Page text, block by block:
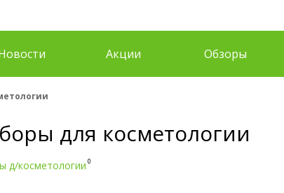
Акции Обзоры
для косметологии
д/косметологии 0